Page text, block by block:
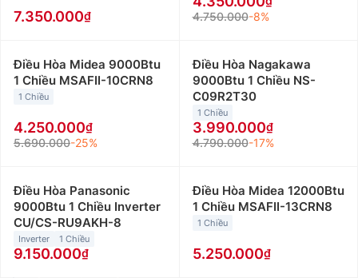
7.350.000 4.750.000-8%
Điều Hòa Midea 9000Btu
1 Chiều MSAFII-10CRN8
1 Chiều
4.250.000
5.690.000-25%
Điều Hòa Nagakawa
9000Btu 1 Chiều NS-
C09R2T30
1 Chiều
3.990.000
4.790.000-17%
Điều Hòa Panasonic
9000Btu 1 Chiều Inverter
CU/CS-RU9AKH-8
Inverter 1 Chiều
9.150.000
Điều Hòa Midea 12000Btu
1 Chiều MSAFII-13CRN8
1 Chiều
5.250.000